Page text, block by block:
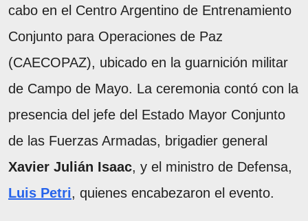
cabo en el Centro Argentino de Entrenamiento
Conjunto para Operaciones de Paz
(CAECOPAZ), ubicado en la guarnición militar
de Campo de Mayo. La ceremonia contó con la
presencia del jefe del Estado Mayor Conjunto
de las Fuerzas Armadas, brigadier general
Xavier Julián Isaac, y el ministro de Defensa,
Luis Petri, quienes encabezaron el evento.